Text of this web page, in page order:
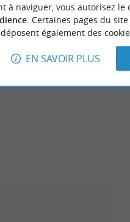
à naviguer, vous autorisez
. Certaines pages du
également des
EN SAVOIR PLUS